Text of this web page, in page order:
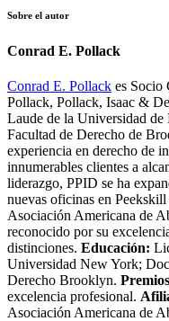
Sobre el autor
Conrad E. Pollack
Conrad E. Pollack es Socio
Pollack, Pollack, Isaac &
Laude de la Universidad
Facultad de Derecho de
experiencia en derecho de
innumerables clientes a
liderazgo, PPID se ha
nuevas oficinas en
Asociación Americana de
reconocido por su
distinciones. Educación:
Universidad New York;
Derecho Brooklyn.
excelencia profesional.
Asociación Americana de